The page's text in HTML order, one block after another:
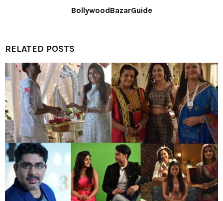
BollywoodBazarGuide
RELATED POSTS